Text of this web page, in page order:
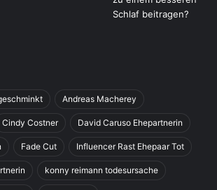
Andreas Macherey
Cindy Costner David Caruso Ehepartnerin
Fade Cut Influencer Rast Ehepaar Tot
konny reimann todesursache